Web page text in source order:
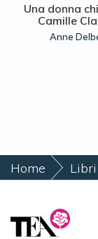
Una donna
Camille
Anne
Home Libri